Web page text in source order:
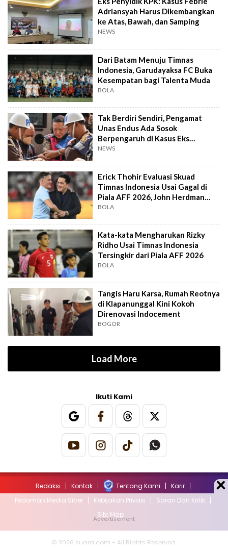
Adriansyah Harus Dikembangkan
ke Atas, Bawah, dan Samping
NEWS
Dari Batam Menuju Timnas
Indonesia, Garudayaksa FC Buka
Kesempatan bagi Talenta Muda
BOLA
Tak Berdiri Sendiri, Pengamat
Unas Endus Ada Sosok
Berpengaruh di Kasus Eks
Jampidsus
NEWS
Erick Thohir Evaluasi Skuad
Timnas Indonesia Usai Gagal di
Piala AFF 2026, John Herdman
Out?
BOLA
Kata-kata Mengharukan Rizky
Ridho Usai Timnas Indonesia
Tersingkir dari Piala AFF 2026
BOLA
Tangis Haru Karsa, Rumah Reotnya
di Klapanunggal Kini Kokoh
Direnovasi Indocement
BOGOR
Load More
Ikuti Kami
Redaksi Kontak Tentang Kami
Karir
Pedoman Media Siber
Kebijakan Privasi
Saran Dan Kritik
Site Map
© 2026 suara.com - All Rights Reserved.